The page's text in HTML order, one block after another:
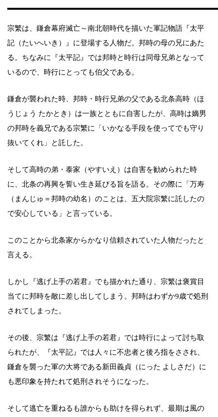
宗繁は、鎌倉幕府滅亡～南北朝時代を描いた軍記物語『太平
記（たいへいき）』に登場する人物だ。邦時の母の兄にあた
る。ちなみに『太平記』では邦時と時行は同母兄弟となって
いるので、時行にとっても伯父である。
鎌倉が襲われた時、邦時・時行兄弟の父である北条高時（ほ
うじょう たかとき）は一族とともに自害したが、高時は嫡男
の邦時を義兄である宗繁に「いかなる手段を使ってでも守り
抜いてくれ」と託した。
そして高時の弟・泰家（やすいえ）は自害を勧められた時
に、北条の再興を誓い生き延びる旨を語る。その際に「万寿
（まんじゅ＝邦時の幼名）のことは、五大院宗繁に託したの
で安心している」と言っている。
このことから北条家からかなり信頼されていた人物だったと
言える。
しかし『逃げ上手の若君』でも描かれた通り、宗繁は褒賞目
当てに邦時を敵に差し出してしまう。邦時はわずか9歳で処刑
されてしまった。
その後、宗繁は『逃げ上手の若君』では時行によって討ち取
られたが、『太平記』では人々に不忠者と後ろ指をさされ、
鎌倉を襲った軍の大将である新田義貞（にった よしさだ）に
も悪印象を持たれて処刑されそうになった。
そして逃亡を重ねるも誰からも助けを得られず、最期は風の